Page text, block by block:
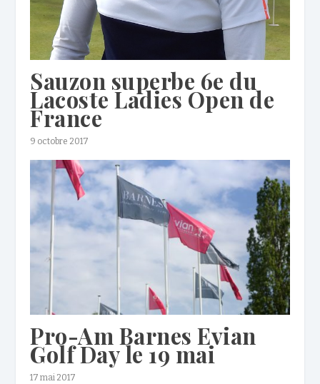
Sauzon superbe 6e du
Lacoste Ladies Open de
France
9 octobre 2017
Pro-Am Barnes Evian
Golf Day le 19 mai
17 mai 2017